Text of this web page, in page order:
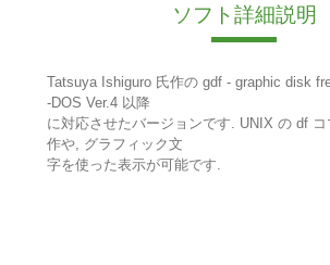
ソフト詳細説明
Tatsuya Ishiguro 氏作の gdf - graphic disk
-DOS Ver.4 以降
に対応させたバージョンです. UNIX の df
作や, グラフィック文
字を使った表示が可能です.